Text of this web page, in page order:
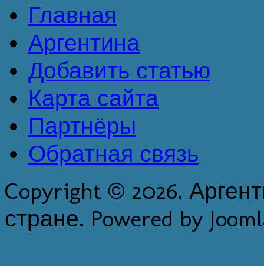
Главная
Аргентина
Добавить статью
Карта сайта
Партнёры
Обратная связь
Copyright © 2026.
стране. Powered by